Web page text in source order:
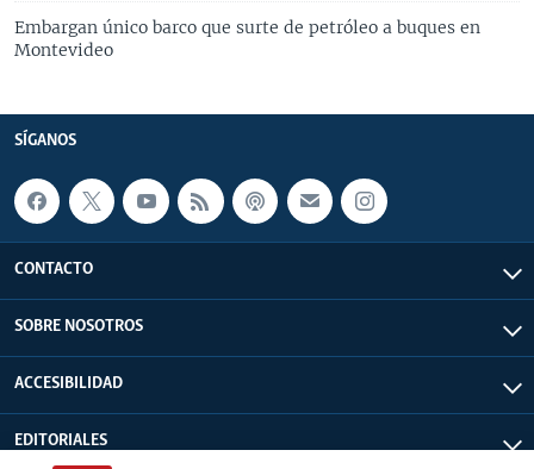
Embargan único barco que surte de petróleo a buques en
Montevideo
SÍGANOS
CONTACTO
SOBRE NOSOTROS
ACCESIBILIDAD
EDITORIALES